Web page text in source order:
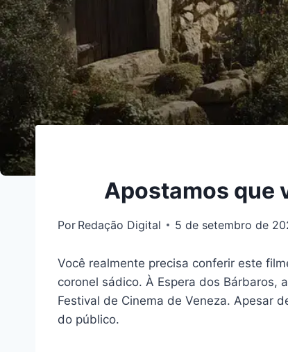
Apostamos que
Por Redação Digital 5 de setembro de
Você realmente precisa conferir este
coronel sádico. À Espera dos Bárbaros,
Festival de Cinema de Veneza. Apesar
do público.